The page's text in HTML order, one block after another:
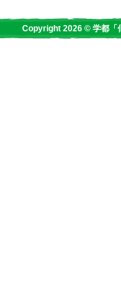
Copyright 2026 © 学都「